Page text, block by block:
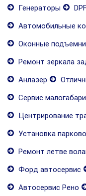
Генераторы
Автомобильные
Оконные
Ремонт зеркала
Анлазер
Сервис
Центрирование
Установка
Ремонт летве
Форд автосервис
Автосервис Рено